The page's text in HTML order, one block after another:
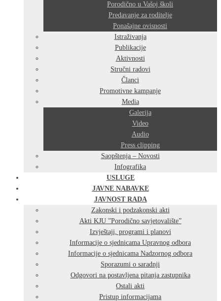
Porodično u Vašoj školi
Predavanje za roditelje
Ponašajne ovisnosti
Istraživanja
Publikacije
Aktivnosti
Stručni radovi
Članci
Promotivne kampanje
Media
Galerija
Video
Audio
Press clipping
Saopštenja – Novosti
Infografika
USLUGE
JAVNE NABAVKE
JAVNOST RADA
Zakonski i podzakonski akti
Akti KJU ”Porodično savjetovalište”
Izvještaji, programi i planovi
Informacije o sjednicama Upravnog odbora
Informacije o sjednicama Nadzornog odbora
Sporazumi o saradnji
Odgovori na postavljena pitanja zastupnika
Ostali akti
Pristup informacijama